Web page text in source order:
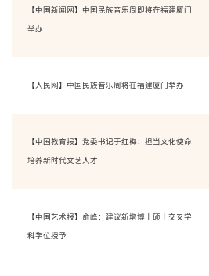
【中国新闻网】中国民族音乐周即将在福建厦门
举办
【人民网】中国民族音乐周将在福建厦门举办
【中国教育报】党委书记于红梅：担当文化使命
培养新时代文艺人才
【中国艺术报】俞峰：建议新增博士硕士交叉学
科学位授予